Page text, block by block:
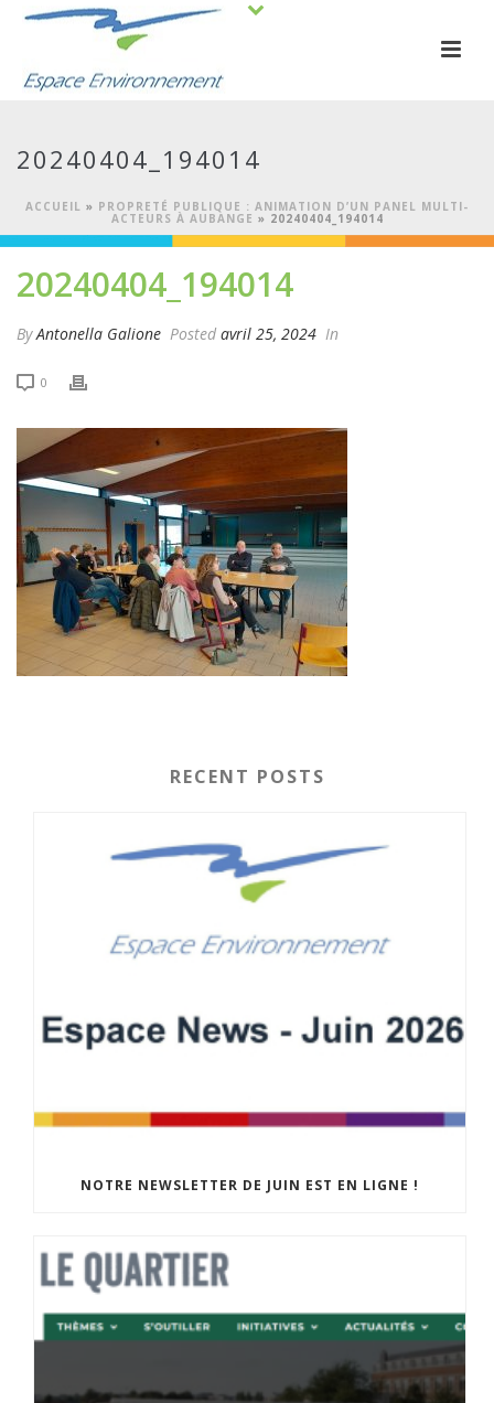
20240404_194014
ACCUEIL » PROPRETÉ PUBLIQUE : ANIMATION D’UN PANEL MULTI-
ACTEURS À AUBANGE » 20240404_194014
20240404_194014
ByAntonella Galione Posted avril 25, 2024 In
0
RECENT POSTS
NOTRE NEWSLETTER DE JUIN EST EN LIGNE !